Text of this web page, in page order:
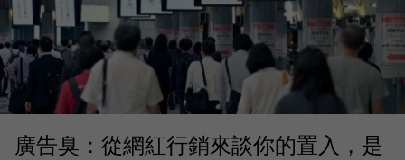
廣告臭：從網紅行銷來談你的置入，是